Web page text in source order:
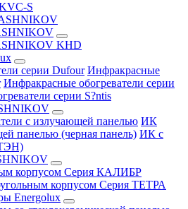
S
KHD
серии Dufour Инфракрасные
Инфракрасные обогреватели серии
серии S?ntis
с излучающей панелью ИК
панелью (черная панель) ИК с
корпусом Серия КАЛИБР
корпусом Серия ТЕТРА
Energolux